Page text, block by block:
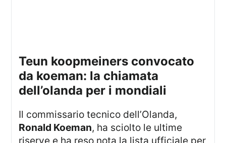
teun koopmeiners convocato
da koeman: la chiamata
dell’olanda per i mondiali
Il commissario tecnico dell’Olanda,
Ronald Koeman, ha sciolto le ultime
riserve e ha reso nota la lista ufficiale per